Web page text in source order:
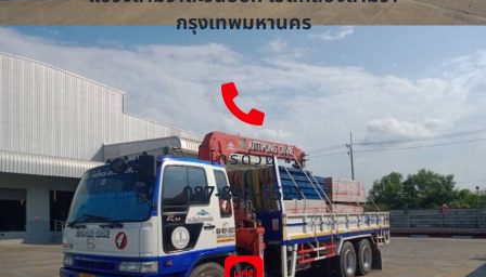
กรุงเทพมหานคร
โทรด่วน
087-851-5521